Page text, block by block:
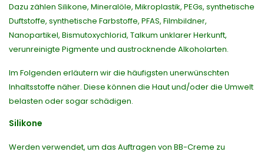
Dazu zählen Silikone, Mineralöle, Mikroplastik, PEGs, synthetische
Duftstoffe, synthetische Farbstoffe, PFAS, Filmbildner,
Nanopartikel, Bismutoxychlorid, Talkum unklarer Herkunft,
verunreinigte Pigmente und austrocknende Alkoholarten.
Im Folgenden erläutern wir die häufigsten unerwünschten
Inhaltsstoffe näher. Diese können die Haut und/oder die Umwelt
belasten oder sogar schädigen.
Silikone
Werden verwendet, um das Auftragen von BB-Creme zu